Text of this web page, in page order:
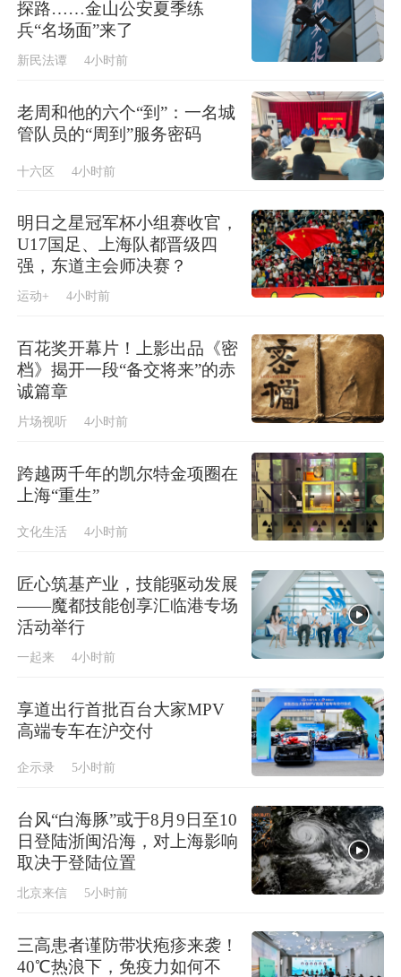
探路……金山公安夏季练
兵“名场面”来了
新民法谭 4小时前
老周和他的六个“到”：一名城
管队员的“周到”服务密码
十六区 4小时前
明日之星冠军杯小组赛收官，
U17国足、上海队都晋级四
强，东道主会师决赛？
运动+ 4小时前
百花奖开幕片！上影出品《密
档》揭开一段“备交将来”的赤
诚篇章
片场视听 4小时前
跨越两千年的凯尔特金项圈在
上海“重生”
文化生活 4小时前
匠心筑基产业，技能驱动发展
——魔都技能创享汇临港专场
活动举行
一起来 4小时前
享道出行首批百台大家MPV
高端专车在沪交付
企示录 5小时前
台风“白海豚”或于8月9日至10
日登陆浙闽沿海，对上海影响
取决于登陆位置
北京来信 5小时前
三高患者谨防带状疱疹来袭！
40℃热浪下，免疫力如何不